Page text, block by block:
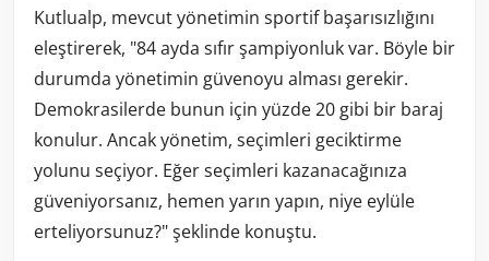
Kutlualp, mevcut yönetimin sportif başarısızlığını
eleştirerek, "84 ayda sıfır şampiyonluk var. Böyle bir
durumda yönetimin güvenoyu alması gerekir.
Demokrasilerde bunun için yüzde 20 gibi bir baraj
konulur. Ancak yönetim, seçimleri geciktirme
yolunu seçiyor. Eğer seçimleri kazanacağınıza
güveniyorsanız, hemen yarın yapın, niye eylüle
erteliyorsunuz?" şeklinde konuştu.